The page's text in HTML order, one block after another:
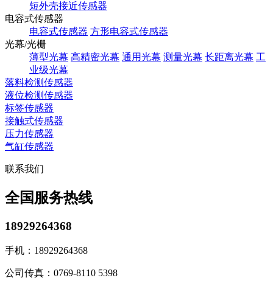
短外壳接近传感器
电容式传感器
电容式传感器 方形电容式传感器
光幕/光栅
薄型光幕 高精密光幕 通用光幕 测量光幕 长距离光幕 工
业级光幕
落料检测传感器
液位检测传感器
标签传感器
接触式传感器
压力传感器
气缸传感器
联系我们
全国服务热线
18929264368
手机： 18929264368
公司传真： 0769-8110 5398